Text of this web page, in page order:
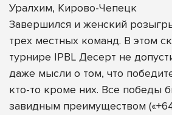
Уралхим, Кирово-Чепецк
Завершился и женский
трех местных команд. В этом
турнире IPBL Десерт не
даже мысли о том, что
кто-то кроме них. Все победы
завидным преимуществом